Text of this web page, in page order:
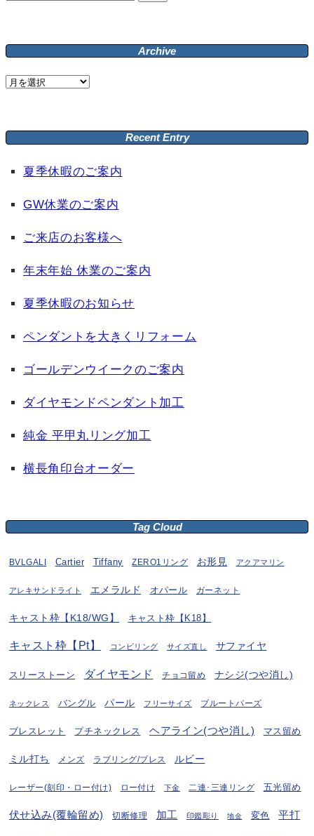
Archive
Archive
Recent Entry
夏季休暇のご案内
GW休業のご案内
ご来店のお客様へ
年末年始 休業のご案内
夏季休暇のお知らせ
ペンダントを大きくリフォーム
ゴールデンウイークのご案内
ダイヤモンドペンダント加工
純金 平甲丸リング加工
横長角印台オーダー
Tag Cloud
BVLGALI Cartier Tiffany ZERO1リング お形見 アクアマリン
アレキサンドライト エメラルド オパール ガーネット
キャスト枠【K18/WG】 キャスト枠【K18】
キャスト枠【Pt】 コンビリング サイズ直し サファイヤ
スリーストーン ダイヤモンド チョコ留め ナシジ(つや消し)
ネックレス バングル パール フリーサイズ ブルートパーズ
ブレスレット プチネックレス ヘアライン(つや消し) マス留め
ミル打ち メンズ ラブリング/ブレス ルビー
レーザー(刻印・ロー付け) ロー付け 下金 二連･三連リング 五光留め
伏せ込み(覆輪留め) 切断修理 加工 印鑑彫り 地金 変色 平打